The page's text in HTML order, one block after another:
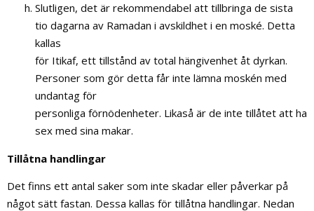
Slutligen, det är rekommendabel att tillbringa de sista
tio dagarna av Ramadan i avskildhet i en moské. Detta
kallas
för Itikaf, ett tillstånd av total hängivenhet åt dyrkan.
Personer som gör detta får inte lämna moskén med
undantag för
personliga förnödenheter. Likaså är de inte tillåtet att ha
sex med sina makar.
Tillåtna handlingar
Det finns ett antal saker som inte skadar eller påverkar på
något sätt fastan. Dessa kallas för tillåtna handlingar. Nedan